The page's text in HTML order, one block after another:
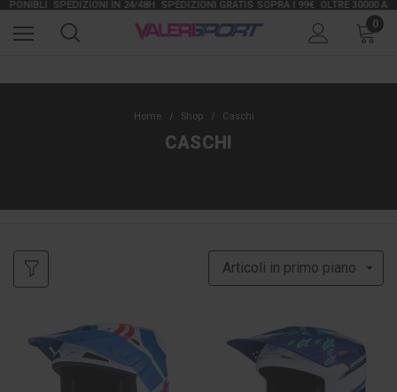
SPEDIZIONI IN 24/48H SPEDIZIONI GRATIS SOPRA I 99€ OLTRE 30000
0
Home Shop Caschi
CASCHI